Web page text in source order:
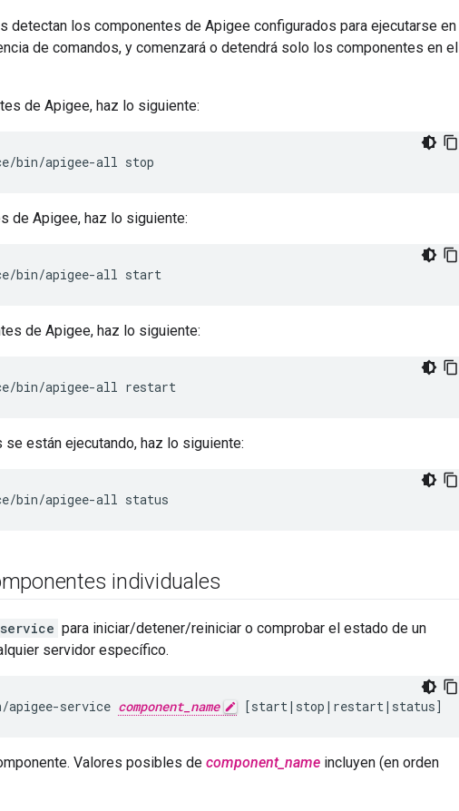
detectan los componentes de Apigee configurados para ejecutarse en
de comandos, y comenzará o detendrá solo los componentes en el
de Apigee, haz lo siguiente:
bin/apigee-all stop
de Apigee, haz lo siguiente:
bin/apigee-all start
de Apigee, haz lo siguiente:
bin/apigee-all restart
están ejecutando, haz lo siguiente:
bin/apigee-all status
individuales
para iniciar/detener/reiniciar o comprobar el estado de un
servidor específico.
apigee-service component_name [start|stop|restart|status]
Valores posibles de component_name incluyen (en orden